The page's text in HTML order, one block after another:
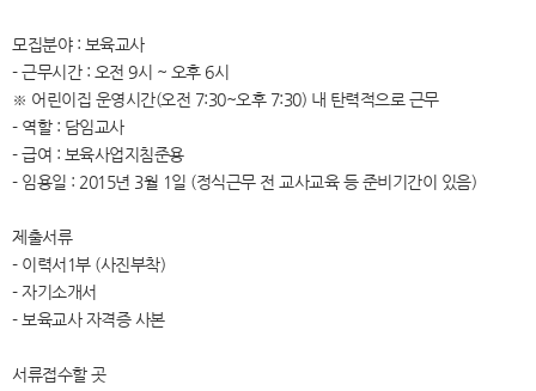
모집분야 : 보육교사
- 근무시간 : 오전 9시 ~ 오후 6시
※ 어린이집 운영시간(오전 7:30~오후 7:30) 내 탄력적으로 근무
- 역할 : 담임교사
- 급여 : 보육사업지침준용
- 임용일 : 2015년 3월 1일 (정식근무 전 교사교육 등 준비기간이 있음)
제출서류
- 이력서1부 (사진부착)
- 자기소개서
- 보육교사 자격증 사본
서류접수할 곳